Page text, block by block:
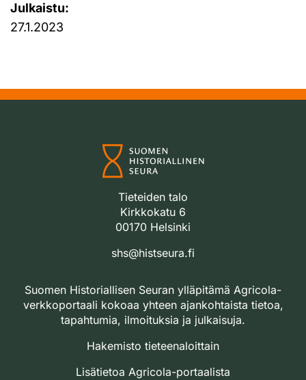
Julkaistu:
27.1.2023
Tieteiden talo
Kirkkokatu 6
00170 Helsinki
shs@histseura.fi
Suomen Historiallisen Seuran ylläpitämä Agricola-
verkkoportaali kokoaa yhteen ajankohtaista tietoa,
tapahtumia, ilmoituksia ja julkaisuja.
Hakemisto tieteenaloittain
Lisätietoa Agricola-portaalista